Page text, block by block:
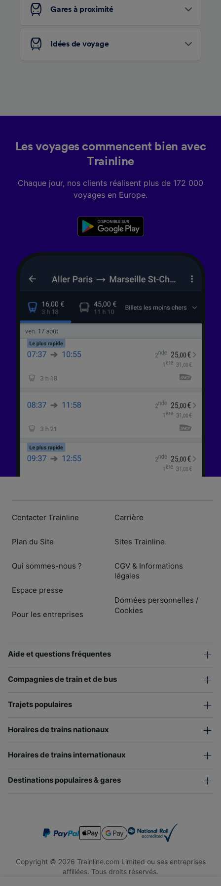
Gares à proximité
Idées de voyage
Les voyages commencent bien avec
Trainline
Chaque jour, nos clients réalisent plus de 172 000
voyages en Europe.
Contacter Trainline
Plan du Site
Qui sommes-nous ?
Espace presse
Pour les entreprises
Carrière
Sites Trainline
CGV & Informations
légales
Données personnelles /
Cookies
Aide et questions fréquentes
Compagnies de train et de bus
Trajets populaires
Horaires de trains nationaux
Horaires de trains internationaux
Destinations populaires & gares
Copyright © 2026 Trainline.com Limited ou ses entreprises
affiliées. Tous droits réservés.
services.